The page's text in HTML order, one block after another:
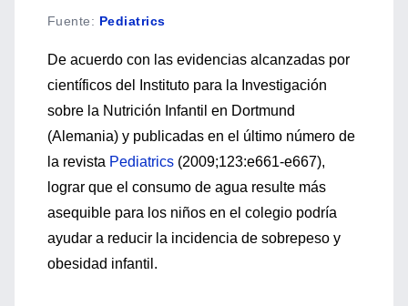
Fuente: Pediatrics
De acuerdo con las evidencias alcanzadas por
científicos del Instituto para la Investigación
sobre la Nutrición Infantil en Dortmund
(Alemania) y publicadas en el último número de
la revista Pediatrics (2009;123:e661-e667),
lograr que el consumo de agua resulte más
asequible para los niños en el colegio podría
ayudar a reducir la incidencia de sobrepeso y
obesidad infantil.